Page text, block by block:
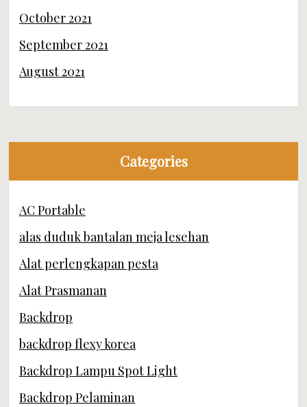
October 2021
September 2021
August 2021
Categories
AC Portable
alas duduk bantalan meja lesehan
Alat perlengkapan pesta
Alat Prasmanan
Backdrop
backdrop flexy korea
Backdrop Lampu Spot Light
Backdrop Pelaminan